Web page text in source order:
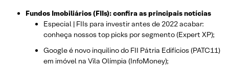
Fundos Imobiliários (FIIs): confira as principais notícias
Especial | FIIs para investir antes de 2022 acabar:
conheça nossos top picks por segmento (Expert XP);
Google é novo inquilino do FII Pátria Edifícios (PATC11)
em imóvel na Vila Olímpia (InfoMoney);